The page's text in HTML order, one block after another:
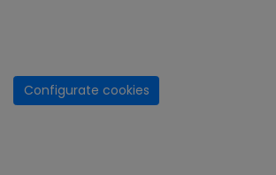
Configurate cookies